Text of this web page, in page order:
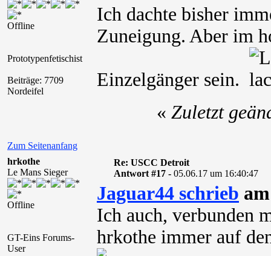
Offline
Prototypenfetischist
Beiträge: 7709
Nordeifel
Ich dachte bisher
Zuneigung. Aber im
Einzelgänger sein.
Zum Seitenanfang
« Zuletzt
hrkothe
Le Mans Sieger
Offline
GT-Eins Forums-
User
Re: USCC Detroit
Antwort #17 - 05.06.17 um 16:40:47
Jaguar44 schrieb
Ich auch, verbunden
hrkothe immer auf